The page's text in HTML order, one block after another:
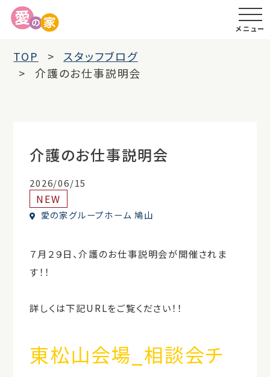
メニュー
TOP
スタッフブログ
介護のお仕事説明会
介護のお仕事説明会
2026/06/15
NEW
愛の家グループホーム 鳩山
７月２９日、介護のお仕事説明会が開催されま
す！！
詳しくは下記URLをご覧ください！！
東松山会場_相談会チ